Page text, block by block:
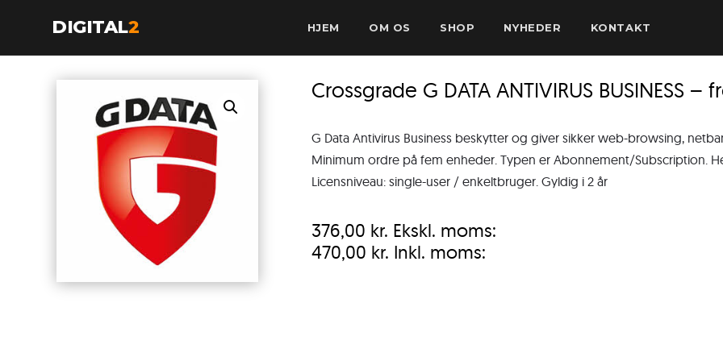
DIGITAL2 HJEM OM OS SHOP NYHEDER KONTAKT
Crossgrade G DATA ANTIVIRUS BUSINESS
G Data Antivirus Business beskytter og giver sikker web-browsing,
Minimum ordre på fem enheder. Typen er Abonnement/Subscription.
Licensniveau: single-user / enkeltbruger. Gyldig i 2 år
376,00 kr. Ekskl. moms:
470,00 kr. Inkl. moms: